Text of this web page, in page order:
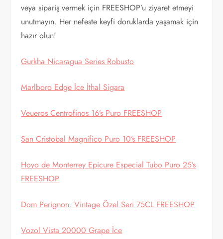
veya sipariş vermek için FREESHOP’u ziyaret etmeyi
unutmayın. Her nefeste keyfi doruklarda yaşamak için
hazır olun!
Gurkha Nicaragua Series Robusto
Marlboro Edge İce İthal Sigara
Veueros Centrofinos 16’s Puro FREESHOP
San Cristobal Magnífico Puro 10’s FREESHOP
Hoyo de Monterrey Epicure Especial Tubo Puro 25’s
FREESHOP
Dom Perignon. Vintage Özel Seri 75CL FREESHOP
Vozol Vista 20000 Grape İce